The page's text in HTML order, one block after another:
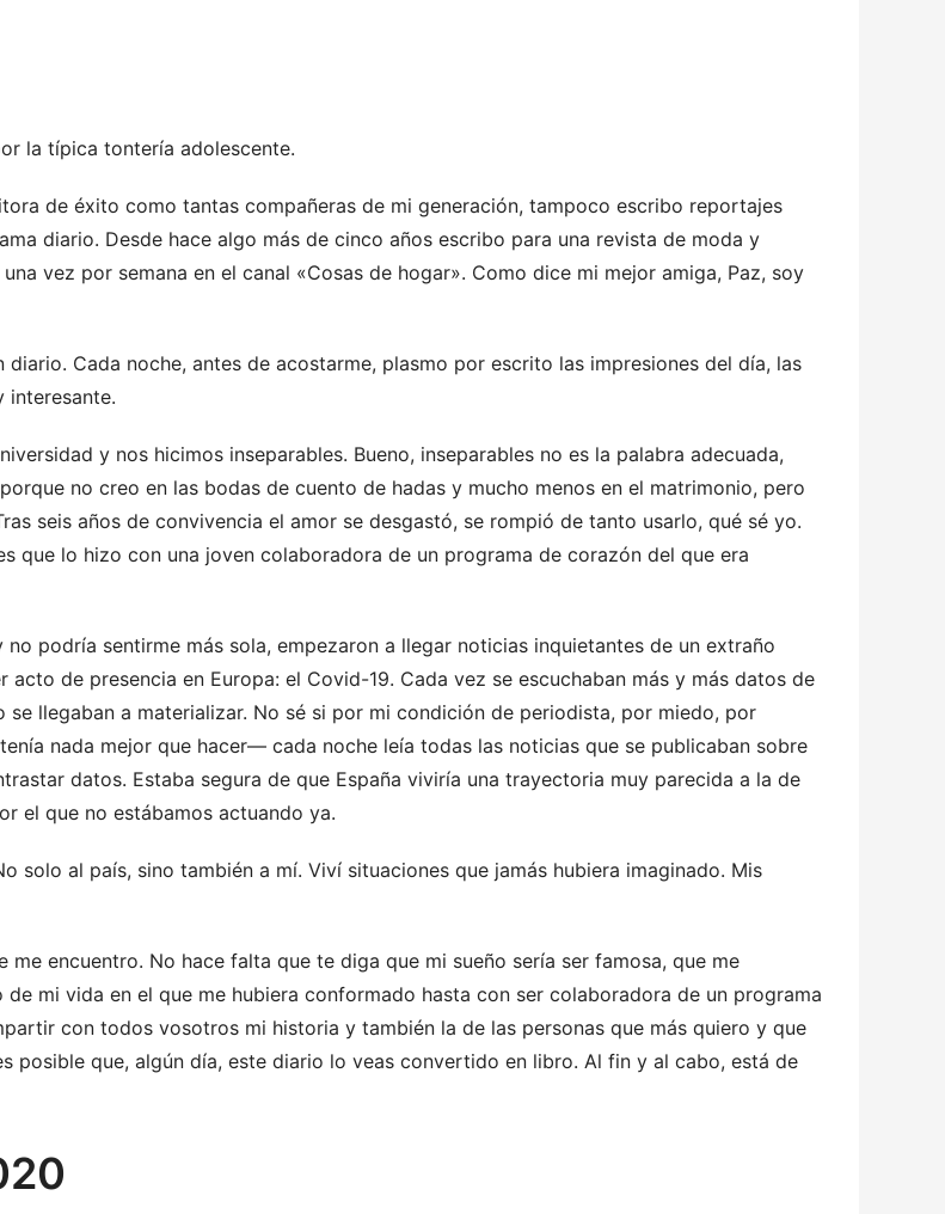
la típica tontería adolescente.
de éxito como tantas compañeras de mi generación, tampoco escribo reportajes
diario. Desde hace algo más de cinco años escribo para una revista de moda y
vez por semana en el canal «Cosas de hogar». Como dice mi mejor amiga, Paz, soy
Cada noche, antes de acostarme, plasmo por escrito las impresiones del día, las
interesante.
y nos hicimos inseparables. Bueno, inseparables no es la palabra adecuada,
no creo en las bodas de cuento de hadas y mucho menos en el matrimonio, pero
seis años de convivencia el amor se desgastó, se rompió de tanto usarlo, qué sé yo.
que lo hizo con una joven colaboradora de un programa de corazón del que era
podría sentirme más sola, empezaron a llegar noticias inquietantes de un extraño
de presencia en Europa: el Covid-19. Cada vez se escuchaban más y más datos de
llegaban a materializar. No sé si por mi condición de periodista, por miedo, por
nada mejor que hacer— cada noche leía todas las noticias que se publicaban sobre
datos. Estaba segura de que España viviría una trayectoria muy parecida a la de
el que no estábamos actuando ya.
solo al país, sino también a mí. Viví situaciones que jamás hubiera imaginado. Mis
encuentro. No hace falta que te diga que mi sueño sería ser famosa, que me
mi vida en el que me hubiera conformado hasta con ser colaboradora de un programa
con todos vosotros mi historia y también la de las personas que más quiero y que
posible que, algún día, este diario lo veas convertido en libro. Al fin y al cabo, está de